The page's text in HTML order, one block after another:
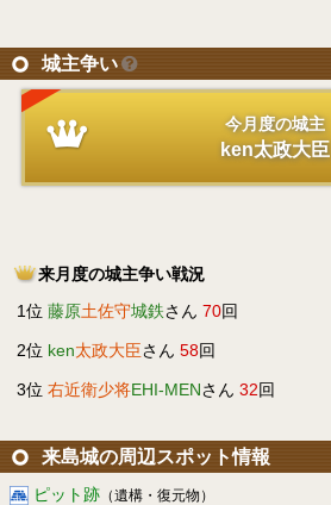
城主争い
今月度の城主
ken太政大臣
来月度の城主争い戦況
1位 藤原土佐守城鉄さん 70回
2位 ken太政大臣さん 58回
3位 右近衛少将EHI-MENさん 32回
来島城の周辺スポット情報
ピット跡 （遺構・復元物）